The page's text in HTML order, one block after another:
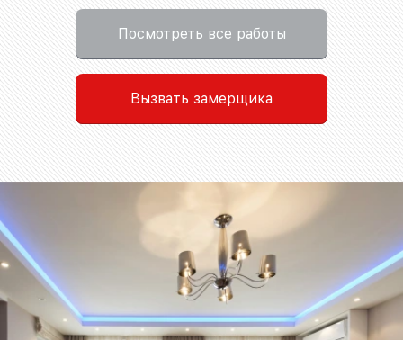
Посмотреть все работы
Вызвать замерщика